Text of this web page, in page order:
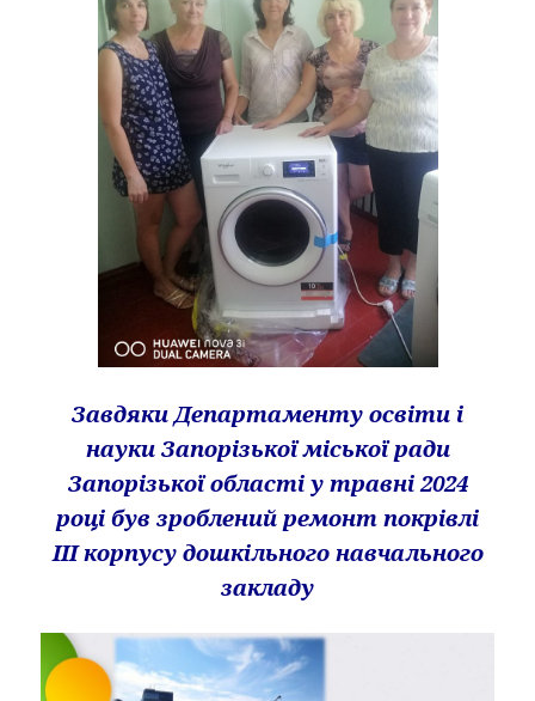
Завдяки Департаменту освіти і
науки Запорізької міської ради
Запорізької області у травні 2024
році був зроблений ремонт покрівлі
ІІІ корпусу дошкільного навчального
закладу